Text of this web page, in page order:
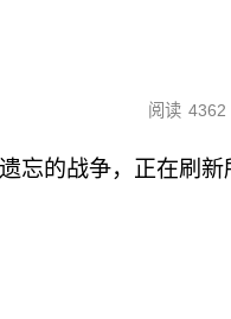
阅读 4362
忘的战争，正在刷新